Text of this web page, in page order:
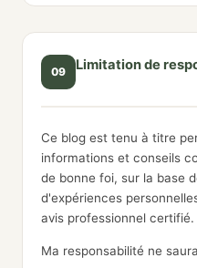
09 Limitation de
Ce blog est tenu à titre
informations et conseils
de bonne foi, sur la base
d'expériences
avis professionnel certifié.
Ma responsabilité ne